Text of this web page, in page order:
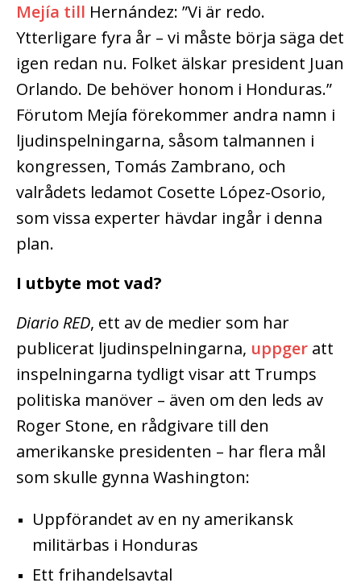
Mejía till Hernández: ”Vi är redo.
Ytterligare fyra år – vi måste börja säga det
igen redan nu. Folket älskar president Juan
Orlando. De behöver honom i Honduras.”
Förutom Mejía förekommer andra namn i
ljudinspelningarna, såsom talmannen i
kongressen, Tomás Zambrano, och
valrådets ledamot Cosette López-Osorio,
som vissa experter hävdar ingår i denna
plan.
I utbyte mot vad?
Diario RED, ett av de medier som har
publicerat ljudinspelningarna, uppger att
inspelningarna tydligt visar att Trumps
politiska manöver – även om den leds av
Roger Stone, en rådgivare till den
amerikanske presidenten – har flera mål
som skulle gynna Washington:
Uppförandet av en ny amerikansk
militärbas i Honduras
Ett frihandelsavtal